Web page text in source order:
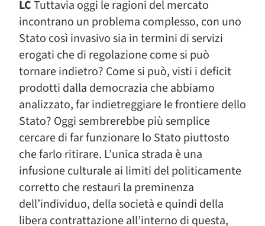
LCTuttavia oggi le ragioni del mercato
incontrano un problema complesso, con uno
Stato così invasivo sia in termini di servizi
erogati che di regolazione come si può
tornare indietro? Come si può, visti i deficit
prodotti dalla democrazia che abbiamo
analizzato, far indietreggiare le frontiere dello
Stato? Oggi sembrerebbe più semplice
cercare di far funzionare lo Stato piuttosto
che farlo ritirare. L’unica strada è una
infusione culturale ai limiti del politicamente
corretto che restauri la preminenza
dell’individuo, della società e quindi della
libera contrattazione all’interno di questa,